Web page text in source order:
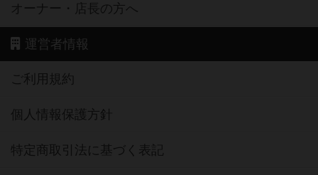
オーナー・店長の方へ
運営者情報
ご利用規約
個人情報保護方針
特定商取引法に基づく表記